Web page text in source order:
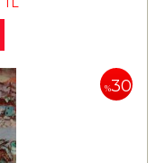
%30